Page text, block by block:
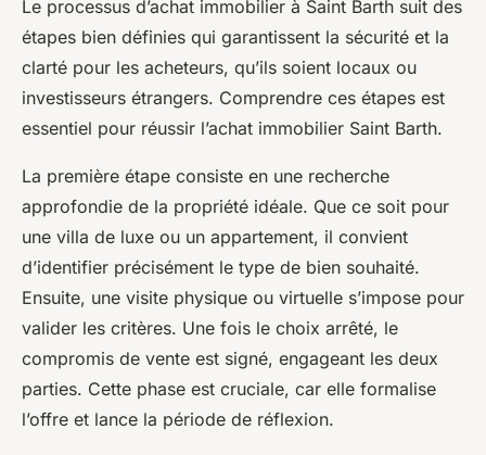
Le processus d’achat immobilier à Saint Barth suit des
étapes bien définies qui garantissent la sécurité et la
clarté pour les acheteurs, qu’ils soient locaux ou
investisseurs étrangers. Comprendre ces étapes est
essentiel pour réussir l’achat immobilier Saint Barth.
La première étape consiste en une recherche
approfondie de la propriété idéale. Que ce soit pour
une villa de luxe ou un appartement, il convient
d’identifier précisément le type de bien souhaité.
Ensuite, une visite physique ou virtuelle s’impose pour
valider les critères. Une fois le choix arrêté, le
compromis de vente est signé, engageant les deux
parties. Cette phase est cruciale, car elle formalise
l’offre et lance la période de réflexion.